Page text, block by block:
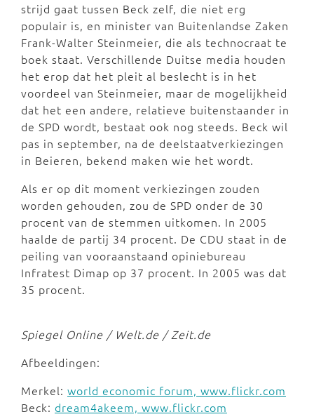
strijd gaat tussen Beck zelf, die niet erg
populair is, en minister van Buitenlandse Zaken
Frank-Walter Steinmeier, die als technocraat te
boek staat. Verschillende Duitse media houden
het erop dat het pleit al beslecht is in het
voordeel van Steinmeier, maar de mogelijkheid
dat het een andere, relatieve buitenstaander in
de SPD wordt, bestaat ook nog steeds. Beck wil
pas in september, na de deelstaatverkiezingen
in Beieren, bekend maken wie het wordt.
Als er op dit moment verkiezingen zouden
worden gehouden, zou de SPD onder de 30
procent van de stemmen uitkomen. In 2005
haalde de partij 34 procent. De CDU staat in de
peiling van vooraanstaand opiniebureau
Infratest Dimap op 37 procent. In 2005 was dat
35 procent.
Spiegel Online / Welt.de / Zeit.de
Afbeeldingen:
Merkel: world economic forum, www.flickr.com
Beck: dream4akeem, www.flickr.com